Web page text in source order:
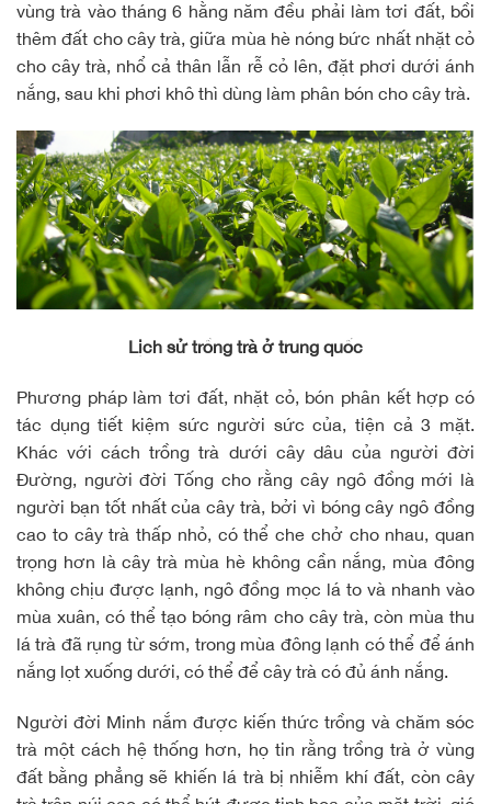
vùng trà vào tháng 6 hằng năm đều phải làm tơi đất, bồi
thêm đất cho cây trà, giữa mùa hè nóng bức nhất nhặt cỏ
cho cây trà, nhổ cả thân lẫn rễ cỏ lên, đặt phơi dưới ánh
nắng, sau khi phơi khô thì dùng làm phân bón cho cây trà.
Lịch sử trồng trà ở trung quốc
Phương pháp làm tơi đất, nhặt cỏ, bón phân kết hợp có
tác dụng tiết kiệm sức người sức của, tiện cả 3 mặt.
Khác với cách trồng trà dưới cây dâu của người đời
Đường, người đời Tống cho rằng cây ngô đồng mới là
người bạn tốt nhất của cây trà, bởi vì bóng cây ngô đồng
cao to cây trà thấp nhỏ, có thể che chở cho nhau, quan
trọng hơn là cây trà mùa hè không cần nắng, mùa đông
không chịu được lạnh, ngô đồng mọc lá to và nhanh vào
mùa xuân, có thể tạo bóng râm cho cây trà, còn mùa thu
lá trà đã rụng từ sớm, trong mùa đông lạnh có thể để ánh
nắng lọt xuống dưới, có thể để cây trà có đủ ánh nắng.
Người đời Minh nắm được kiến thức trồng và chăm sóc
trà một cách hệ thống hơn, họ tin rằng trồng trà ở vùng
đất bằng phẳng sẽ khiến lá trà bị nhiễm khí đất, còn cây